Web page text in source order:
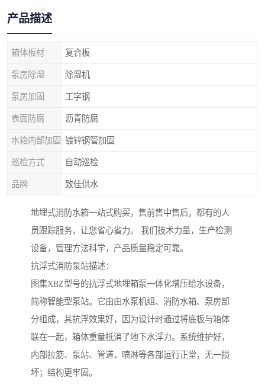
产品描述
箱体板材 复合板
泵房除湿 除湿机
泵房加固 工字钢
表面防腐 沥青防腐
水箱内部加固 镀锌钢管加固
巡检方式 自动巡检
品牌 致佳供水
地埋式消防水箱一站式购买，售前售中售后，都有的人
员跟踪服务，让您省心省力。 我们技术力量，生产检测
设备，管理方法科学，产品质量稳定可靠。
抗浮式消防泵站描述：
图集XBZ型号的抗浮式地埋箱泵一体化增压给水设备，
简称智能型泵站。它由由水泵机组、消防水箱、泵房部
分组成，其抗浮效果好，因为设计时通过将底板与箱体
联在一起，箱体重量抵消了地下水浮力。系统维护好，
内部拉筋、泵站、管道，喷淋等各部运行正堂，无一损
坏；结构更牢固。